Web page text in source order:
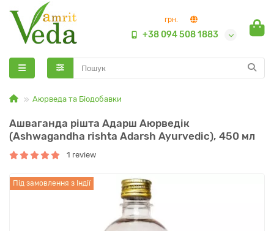
грн.
+38 094 508 1883
Аюрведа та Біодобавки
Ашваганда рішта Адарш Аюрведік
(Ashwagandha rishta Adarsh Ayurvedic), 450 мл
1 review
Під замовлення з Індії